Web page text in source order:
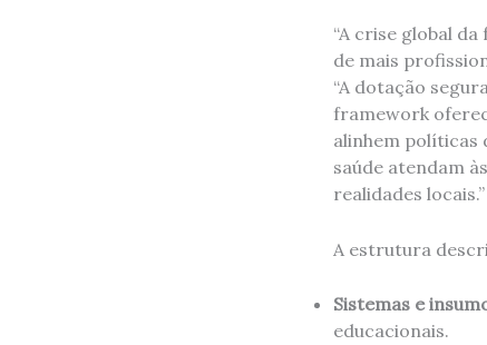
“A crise global
de mais
“A dotação
framework
alinhem políticas
saúde atendam
realidades locais.”
A estrutura
Sistemas e
educacionais.